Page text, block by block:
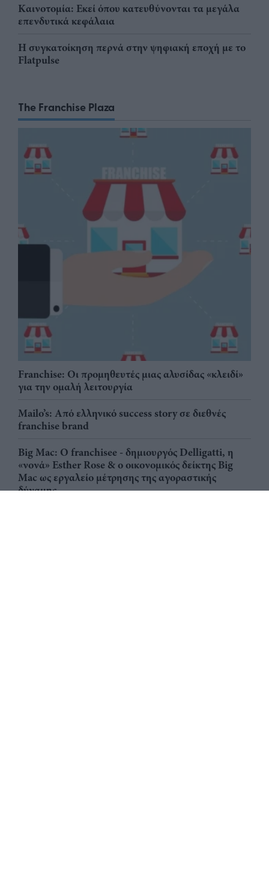
Καινοτομία: Εκεί όπου κατευθύνονται τα μεγάλα
επενδυτικά κεφάλαια
Η συγκατοίκηση περνά στην ψηφιακή εποχή με το
Flatpulse
The Franchise Plaza
Franchise: Οι προμηθευτές μιας αλυσίδας «κλειδί»
για την ομαλή λειτουργία
Mailo’s: Από ελληνικό success story σε διεθνές
franchise brand
Big Mac: Ο franchisee - δημιουργός Delligatti, η
«νονά» Esther Rose & ο οικονομικός δείκτης Big
Mac ως εργαλείο μέτρησης της αγοραστικής
δύναμης